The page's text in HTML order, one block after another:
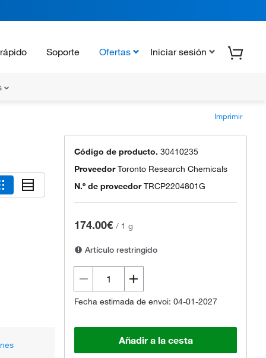
Soporte Ofertas Iniciar sesión
Imprimir
Código de producto. 30410235
ProveedorToronto Research Chemicals
N.º de proveedor TRCP2204801G
174.00€ / 1 g
Artículo restringido
Fecha estimada de envoi: 04-01-2027
Añadir a la cesta